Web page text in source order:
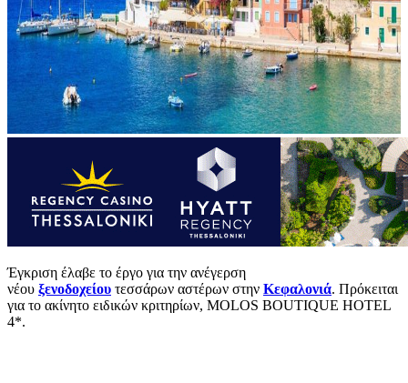
Έγκριση έλαβε το έργο για την ανέγερση
νέου ξενοδοχείου τεσσάρων αστέρων στην Κεφαλονιά. Πρόκειται
για το ακίνητο ειδικών κριτηρίων, MOLOS BOUTIQUE HOTEL
4*.